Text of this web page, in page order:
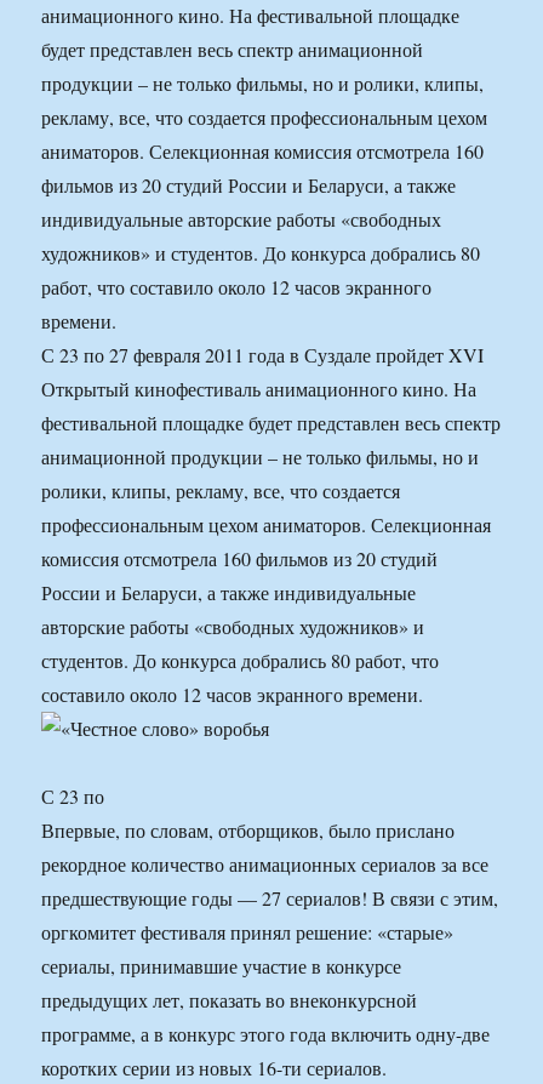
анимационного кино. На фестивальной площадке
будет представлен весь спектр анимационной
продукции – не только фильмы, но и ролики, клипы,
рекламу, все, что создается профессиональным цехом
аниматоров. Селекционная комиссия отсмотрела 160
фильмов из 20 студий России и Беларуси, а также
индивидуальные авторские работы «свободных
художников» и студентов. До конкурса добрались 80
работ, что составило около 12 часов экранного
времени.
С 23 по 27 февраля 2011 года в Суздале пройдет XVI
Открытый кинофестиваль анимационного кино. На
фестивальной площадке будет представлен весь спектр
анимационной продукции – не только фильмы, но и
ролики, клипы, рекламу, все, что создается
профессиональным цехом аниматоров. Селекционная
комиссия отсмотрела 160 фильмов из 20 студий
России и Беларуси, а также индивидуальные
авторские работы «свободных художников» и
студентов. До конкурса добрались 80 работ, что
составило около 12 часов экранного времени.
С 23 по
Впервые, по словам, отборщиков, было прислано
рекордное количество анимационных сериалов за все
предшествующие годы — 27 сериалов! В связи с этим,
оргкомитет фестиваля принял решение: «старые»
сериалы, принимавшие участие в конкурсе
предыдущих лет, показать во внеконкурсной
программе, а в конкурс этого года включить одну-две
коротких серии из новых 16-ти сериалов.